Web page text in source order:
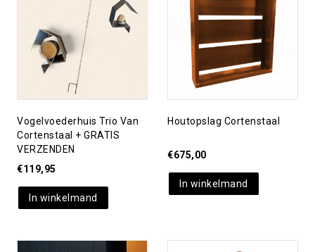
Vogelvoederhuis Trio Van
Cortenstaal + GRATIS
VERZENDEN
€119,95
In winkelmand
Houtopslag Cortenstaal
€675,00
In winkelmand